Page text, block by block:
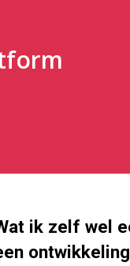
ik zelf wel